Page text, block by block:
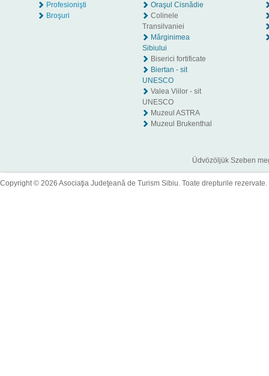
Profesionişti
Broşuri
Oraşul Cisnădie
Colinele
Transilvaniei
Mărginimea
Sibiului
Biserici fortificate
Biertan - sit
UNESCO
Valea Viilor - sit
UNESCO
Muzeul ASTRA
Muzeul Brukenthal
Üdvözöljük Szeben
Copyright © 2026 Asociaţia Judeţeană de Turism Sibiu. Toate drepturile rezervate.